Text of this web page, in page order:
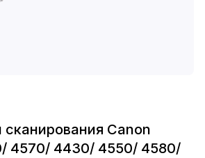
Canon
4570/ 4430/ 4550/ 4580/